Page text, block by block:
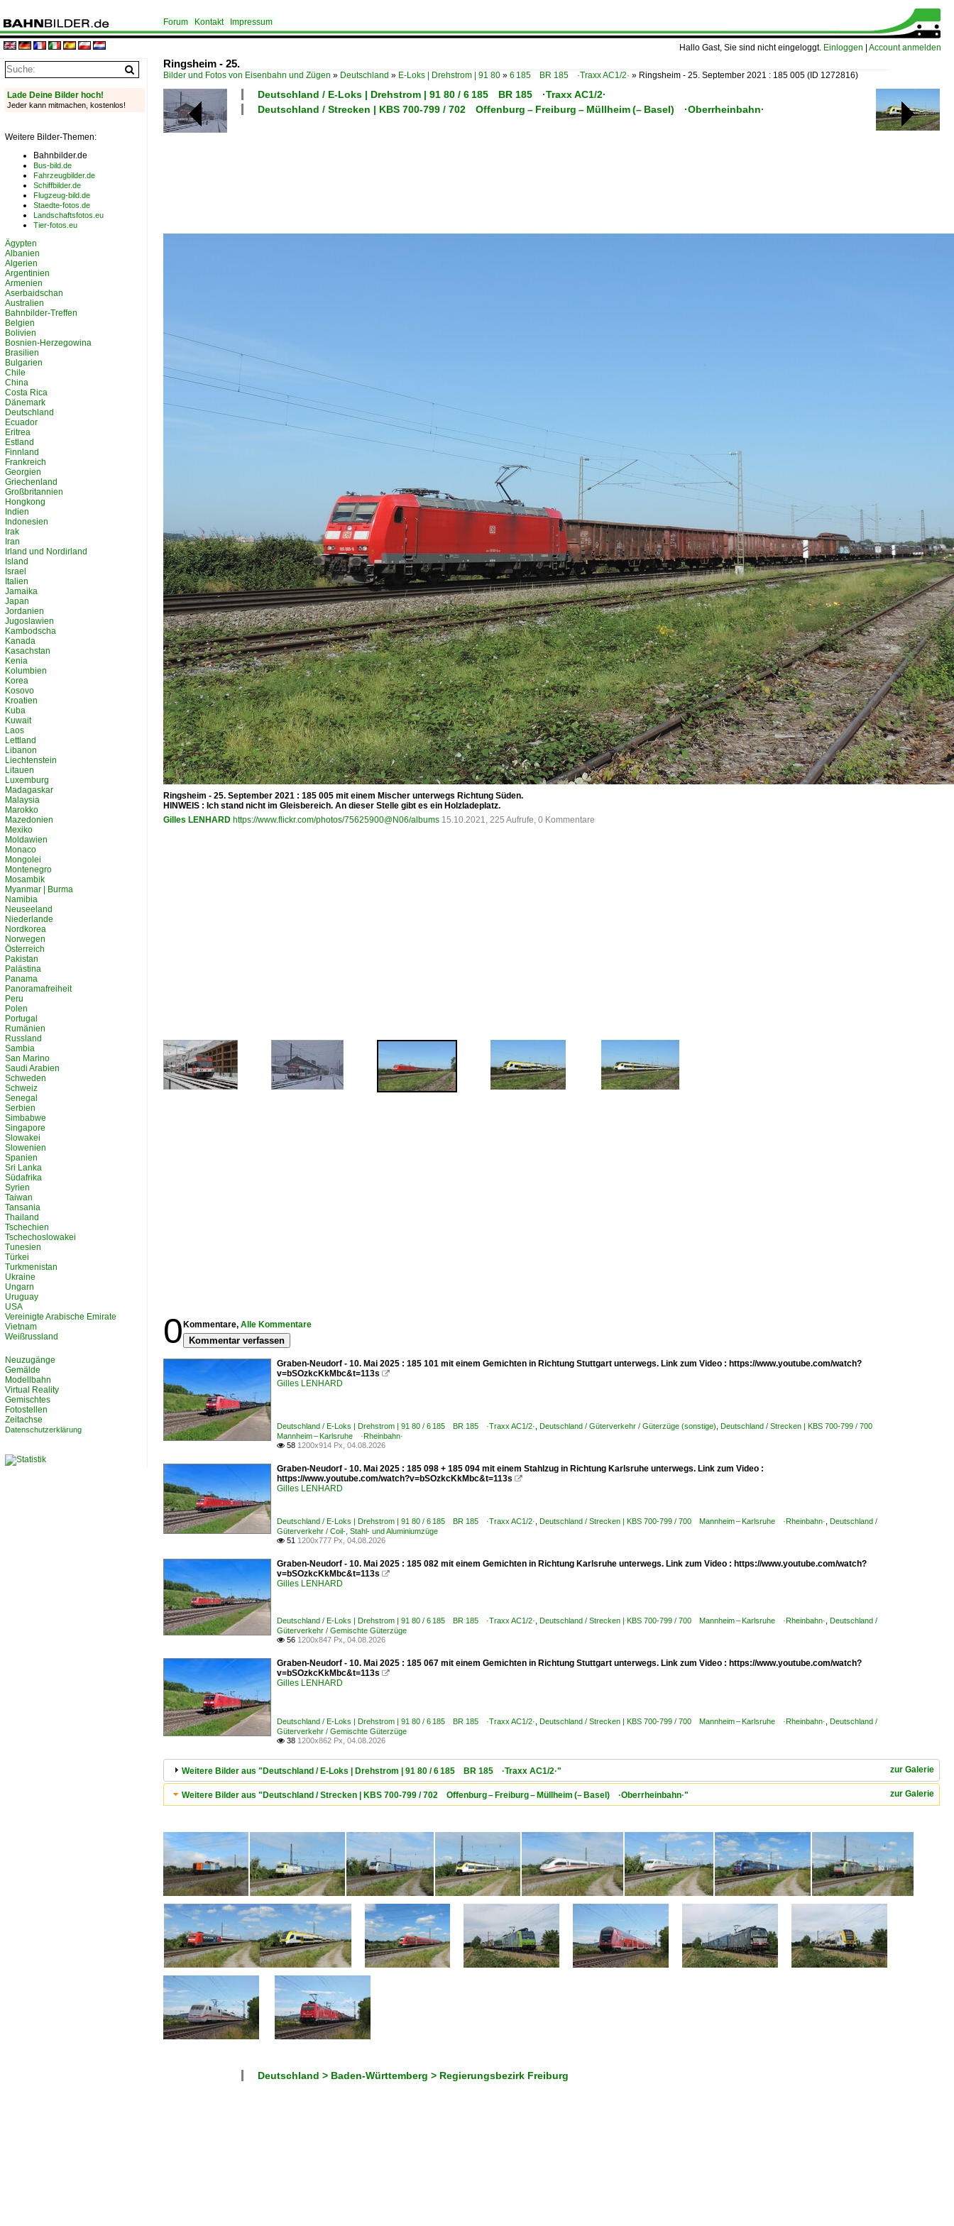
Hallo Gast, Sie sind nicht eingeloggt. Einloggen Account anmelden
Forum Kontakt Impressum
Ringsheim - 25.
Bilder und Fotos von Eisenbahn und Zügen » Deutschland » E-Loks | Drehstrom | 91 80 » 6 185 BR 185 ·Traxx AC1/2· » Ringsheim - 25. September 2021 : 185 005 (ID 1272816)
Deutschland / E-Loks | Drehstrom | 91 80 / 6 185 BR 185 ·Traxx AC1/2·
Deutschland / Strecken | KBS 700-799 / 702 Offenburg – Freiburg – Müllheim (– Basel) ·Oberrheinbahn·
Ringsheim - 25. September 2021 : 185 005 mit einem Mischer unterwegs Richtung Süden.
HINWEIS : Ich stand nicht im Gleisbereich. An dieser Stelle gibt es ein Holzladeplatz.
Gilles LENHARD https://www.flickr.com/photos/75625900@N06/albums 15.10.2021, 225 Aufrufe, 0 Kommentare
0 Kommentare, Alle Kommentare
Kommentar verfassen
Graben-Neudorf - 10. Mai 2025 : 185 101 mit einem Gemichten in Richtung Stuttgart unterwegs. Link zum Video : https://www.youtube.com/watch?
v=bSOzkcKkMbc&t=113s 
Gilles LENHARD
Deutschland / E-Loks | Drehstrom | 91 80 / 6 185 BR 185 ·Traxx AC1/2· Deutschland / Güterverkehr / Güterzüge (sonstige) Deutschland / Strecken | KBS 700-799 / 700
Mannheim – Karlsruhe ·Rheinbahn·
 58 1200x914 Px, 04.08.2026
Graben-Neudorf - 10. Mai 2025 : 185 098 + 185 094 mit einem Stahlzug in Richtung Karlsruhe unterwegs. Link zum Video :
https://www.youtube.com/watch?v=bSOzkcKkMbc&t=113s 
Gilles LENHARD
Deutschland / E-Loks | Drehstrom | 91 80 / 6 185 BR 185 ·Traxx AC1/2· Deutschland / Strecken | KBS 700-799 / 700 Mannheim – Karlsruhe ·Rheinbahn· Deutschland /
Güterverkehr / Coil-, Stahl- und Aluminiumzüge
 51 1200x777 Px, 04.08.2026
Graben-Neudorf - 10. Mai 2025 : 185 082 mit einem Gemichten in Richtung Karlsruhe unterwegs. Link zum Video : https://www.youtube.com/watch?
v=bSOzkcKkMbc&t=113s 
Gilles LENHARD
Deutschland / E-Loks | Drehstrom | 91 80 / 6 185 BR 185 ·Traxx AC1/2· Deutschland / Strecken | KBS 700-799 / 700 Mannheim – Karlsruhe ·Rheinbahn· Deutschland /
Güterverkehr / Gemischte Güterzüge
 56 1200x847 Px, 04.08.2026
Graben-Neudorf - 10. Mai 2025 : 185 067 mit einem Gemichten in Richtung Stuttgart unterwegs. Link zum Video : https://www.youtube.com/watch?
v=bSOzkcKkMbc&t=113s 
Gilles LENHARD
Deutschland / E-Loks | Drehstrom | 91 80 / 6 185 BR 185 ·Traxx AC1/2· Deutschland / Strecken | KBS 700-799 / 700 Mannheim – Karlsruhe ·Rheinbahn· Deutschland /
Güterverkehr / Gemischte Güterzüge
 38 1200x862 Px, 04.08.2026
zur Galerie
Weitere Bilder aus "Deutschland / E-Loks | Drehstrom | 91 80 / 6 185 BR 185 ·Traxx AC1/2·"
zur Galerie
Weitere Bilder aus "Deutschland / Strecken | KBS 700-799 / 702 Offenburg – Freiburg – Müllheim (– Basel) ·Oberrheinbahn·"
Deutschland > Baden-Württemberg > Regierungsbezirk Freiburg
Lade Deine Bilder hoch!
Jeder kann mitmachen, kostenlos!
Weitere Bilder-Themen:
Bahnbilder.de
Bus-bild.de
Fahrzeugbilder.de
Schiffbilder.de
Flugzeug-bild.de
Staedte-fotos.de
Landschaftsfotos.eu
Tier-fotos.eu
Ägypten
Albanien
Algerien
Argentinien
Armenien
Aserbaidschan
Australien
Bahnbilder-Treffen
Belgien
Bolivien
Bosnien-Herzegowina
Brasilien
Bulgarien
Chile
China
Costa Rica
Dänemark
Deutschland
Ecuador
Eritrea
Estland
Finnland
Frankreich
Georgien
Griechenland
Großbritannien
Hongkong
Indien
Indonesien
Irak
Iran
Irland und Nordirland
Island
Israel
Italien
Jamaika
Japan
Jordanien
Jugoslawien
Kambodscha
Kanada
Kasachstan
Kenia
Kolumbien
Korea
Kosovo
Kroatien
Kuba
Kuwait
Laos
Lettland
Libanon
Liechtenstein
Litauen
Luxemburg
Madagaskar
Malaysia
Marokko
Mazedonien
Mexiko
Moldawien
Monaco
Mongolei
Montenegro
Mosambik
Myanmar | Burma
Namibia
Neuseeland
Niederlande
Nordkorea
Norwegen
Österreich
Pakistan
Palästina
Panama
Panoramafreiheit
Peru
Polen
Portugal
Rumänien
Russland
Sambia
San Marino
Saudi Arabien
Schweden
Schweiz
Senegal
Serbien
Simbabwe
Singapore
Slowakei
Slowenien
Spanien
Sri Lanka
Südafrika
Syrien
Taiwan
Tansania
Thailand
Tschechien
Tschechoslowakei
Tunesien
Türkei
Turkmenistan
Ukraine
Ungarn
Uruguay
USA
Vereinigte Arabische Emirate
Vietnam
Weißrussland
Neuzugänge
Gemälde
Modellbahn
Virtual Reality
Gemischtes
Fotostellen
Zeitachse
Datenschutzerklärung